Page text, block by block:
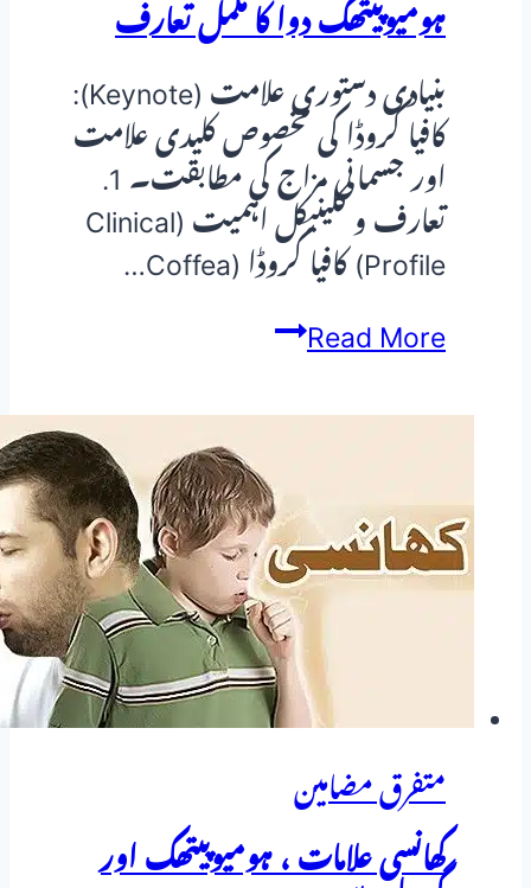
ہومیوپیتھک دوا کا مکمل تعارف
بنیادی دستوری علامت (Keynote):
کافیا کروڈا کی مخصوص کلیدی علامت
اور جسمانی مزاج کی مطابقت۔ 1.
تعارف و کلینیکل اہمیت (Clinical
Profile) کافیا کروڈا (Coffea…
Read Moreکافیا
(Coffea
Cruda)
—
ہومیوپیتھک
دوا
کا
مکمل
تعارف
متفرق مضامین
کھانسی علامات ، ہومیوپیتھک اور